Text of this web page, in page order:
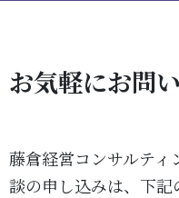
お気軽にお問
藤倉経営コンサルテ
談の申し込みは、下記